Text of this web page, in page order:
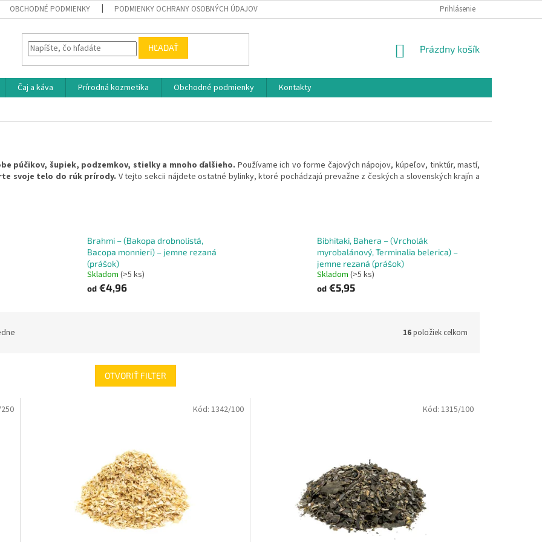
OBCHODNÉ PODMIENKY PODMIENKY OCHRANY OSOBNÝCH ÚDAJOV Prihlásenie
HĽADAŤ
NÁKUPNÝ
Prázdny košík
Čaj a káva Prírodná kozmetika Obchodné podmienky
Kontakty
púčikov, šupiek, podzemkov, stielky a mnoho ďalšieho. Používame ich vo forme čajových nápojov, kúpeľov, tinktúr, mastí,
svoje telo do rúk prírody. V tejto sekcii nájdete ostatné bylinky, ktoré pochádzajú prevažne z českých a slovenských krajín a
Brahmi – (Bakopa drobnolistá,
Bacopa monnieri) – jemne rezaná
(prášok)
Skladom(>5 ks)
od €4,96
Bibhitaki, Bahera – (Vrcholák
myrobalánový, Terminalia belerica) –
jemne rezaná (prášok)
Skladom (>5 ks)
od€5,95
16položiek celkom
OTVORIŤ FILTER
Kód: 1342/100 Kód: 1315/100